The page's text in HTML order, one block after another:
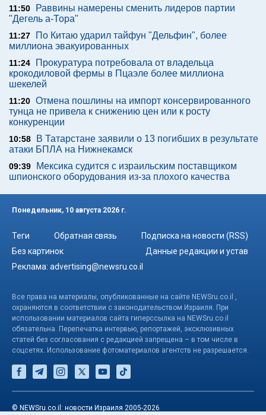
11:50
Раввины намерены сменить лидеров партии
"Дегель а-Тора"
11:27
По Китаю ударил тайфун "Дельфин", более
миллиона эвакуированных
11:24
Прокуратура потребовала от владельца
крокодиловой фермы в Пцаэле более миллиона
шекелей
11:20 Отмена пошлины на импорт консервированного
тунца не привела к снижению цен или к росту
конкуренции
10:58
В Татарстане заявили о 13 погибших в результате
атаки БПЛА на Нижнекамск
09:39
Мексика судится с израильским поставщиком
шпионского оборудования из-за плохого качества
Понедельник, 10 августа 2026 г.
Теги Обратная связь
Подписка на новости (RSS)
Без картинок
Данные редакции и устав
Реклама: advertising@newsru.co.il
Все права на материалы, опубликованные на сайте NEWSru.co.il ,
охраняются в соответствии с законодательством Израиля. При
использовании материалов сайта гиперссылка на NEWSru.co.il
обязательна. Перепечатка интервью, репортажей, эксклюзивных
статей без согласования с редакцией запрещена – в том числе в
соцсетях. Использование фотоматериалов агентств не разрешается.
© NEWSru.co.il: новости Израиля 2005-2026